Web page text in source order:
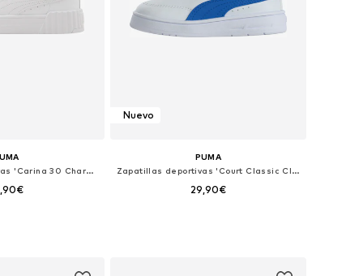
Zapatillas deportivas 'Carina 30 Charm PS'
Nuevo
PUMA
Zapatillas deportivas 'Court Classic Clean AC Inf'
29,90€